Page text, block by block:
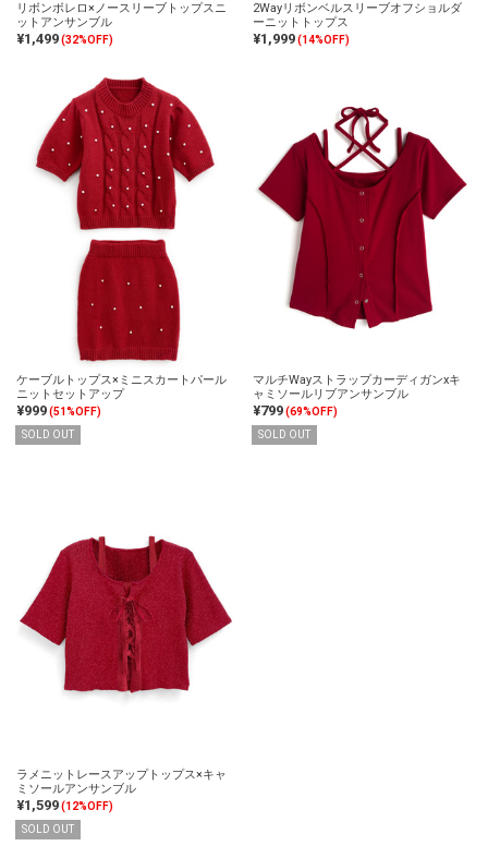
リボンボレロ×ノースリーブトップスニ
ットアンサンブル
¥1,499(32%OFF)
2Wayリボンベルスリーブオフショルダ
ーニットトップス
¥1,999(14%OFF)
ケーブルトップス×ミニスカートパール
ニットセットアップ
¥999(51%OFF)
SOLD OUT
マルチWayストラップカーディガンxキ
ャミソールリブアンサンブル
¥799(69%OFF)
SOLD OUT
ラメニットレースアップトップス×キャ
ミソールアンサンブル
¥1,599(12%OFF)
SOLD OUT